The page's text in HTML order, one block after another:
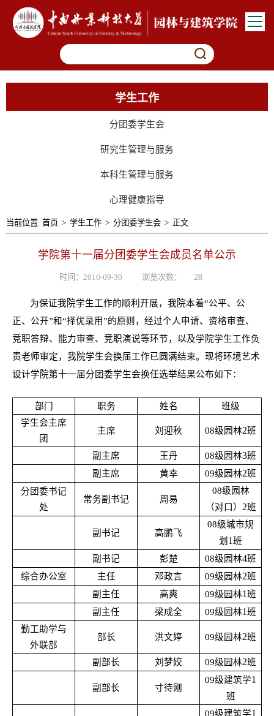
学生工作
分团委学生会
研究生管理与服务
本科生管理与服务
心理健康指导
当前位置: 首页 > 学生工作 > 分团委学生会 > 正文
学院第十一届分团委学生会成员名单公示
时间：2010-09-30 浏览次数： 28
为保证我院学生工作的顺利开展，我院本着“公平、公
正、公开”和“择优录用”的原则，经过个人申请、资格审查、
竞职答辩、能力审查、竞职演说等环节，以及学院学生工作负
责老师审定，我院学生会换届工作已圆满结束。现将环境艺术
设计学院第十一届分团委学生会换任选举结果公布如下：
部门 职务 姓名
班级
学生会主席
团
主席 刘迎秋 08级园林2班
副主席 王丹 08级园林3班
副主席
黄幸 09级园林2班
分团委书记
处
常务副书记 周易
08级园林
（对口） 2班
副书记 高鹏飞
08级城市规
划 1班
副书记
彭楚 08级园林4班
综合办公室
主任 邓政言 09级园林2班
副主任
高爽 09级园林1班
副主任
梁成全 09级园林1班
勤工助学与
外联部
部长 洪文婷 09级园林2班
副部长 刘梦姣 09级园林2班
副部长 寸待刚
09级建筑学1
班
09级建筑学1